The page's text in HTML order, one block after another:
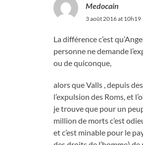
Medocain
3 août 2016 at 10h19
La différence c’est
personne ne demande
ou de quiconque,
alors que Valls , depuis
l’expulsion des Roms, et
je trouve que pour un
million de morts c’est
et c’est minable pour le